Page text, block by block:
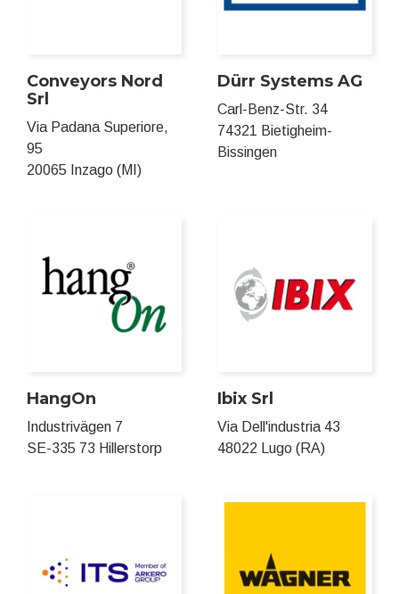
Conveyors Nord
Srl
Via Padana Superiore,
95
20065 Inzago (MI)
Dürr Systems AG
Carl-Benz-Str. 34
74321 Bietigheim-
Bissingen
HangOn
Industrivägen 7
SE-335 73 Hillerstorp
Ibix Srl
Via Dell'industria 43
48022 Lugo (RA)